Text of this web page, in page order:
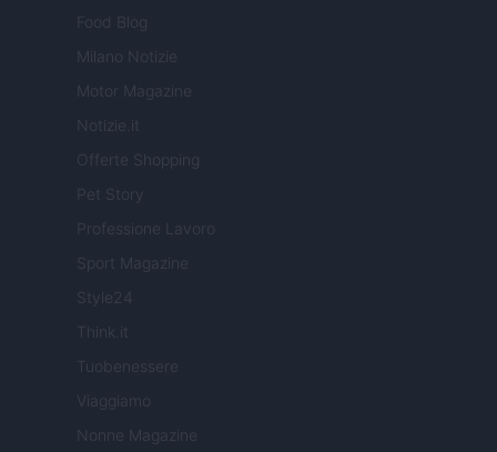
Food Blog
Milano Notizie
Motor Magazine
Notizie.it
Offerte Shopping
Pet Story
Professione Lavoro
Sport Magazine
Style24
Think.it
Tuobenessere
Viaggiamo
Nonne Magazine